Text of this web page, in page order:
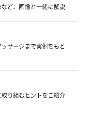
ど、画像と一緒に解説
サージまで実例をもと
り組むヒントをご紹介